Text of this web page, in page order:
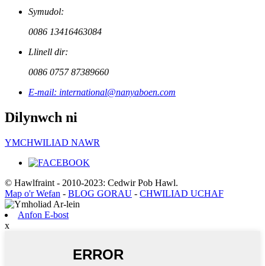
Symudol:
0086 13416463084
Llinell dir:
0086 0757 87389660
E-mail: international@nanyaboen.com
Dilynwch ni
YMCHWILIAD NAWR
© Hawlfraint - 2010-2023: Cedwir Pob Hawl.
Map o'r Wefan - BLOG GORAU - CHWILIAD UCHAF
Anfon E-bost
x